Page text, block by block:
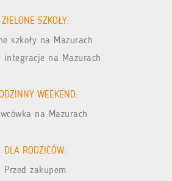
ZIELONE SZKOŁY:
szkoły na Mazurach
integracje na Mazurach
WEEKEND:
na Mazurach
DLA RODZICÓW:
Przed zakupem